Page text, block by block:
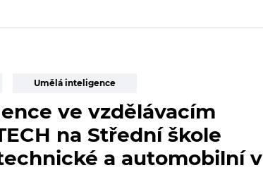
Umělá inteligence
ve vzdělávacím
na Střední škole
a automobilní v